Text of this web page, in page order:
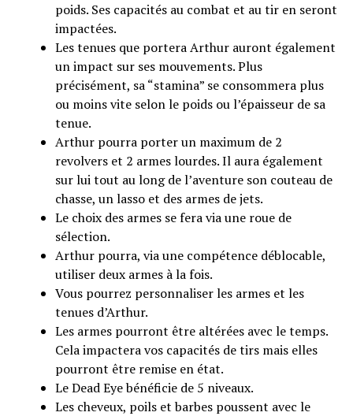
poids. Ses capacités au combat et au tir en seront
impactées.
Les tenues que portera Arthur auront également
un impact sur ses mouvements. Plus
précisément, sa “stamina” se consommera plus
ou moins vite selon le poids ou l’épaisseur de sa
tenue.
Arthur pourra porter un maximum de 2
revolvers et 2 armes lourdes. Il aura également
sur lui tout au long de l’aventure son couteau de
chasse, un lasso et des armes de jets.
Le choix des armes se fera via une roue de
sélection.
Arthur pourra, via une compétence déblocable,
utiliser deux armes à la fois.
Vous pourrez personnaliser les armes et les
tenues d’Arthur.
Les armes pourront être altérées avec le temps.
Cela impactera vos capacités de tirs mais elles
pourront être remise en état.
Le Dead Eye bénéficie de 5 niveaux.
Les cheveux, poils et barbes poussent avec le